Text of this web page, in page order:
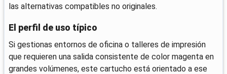
las alternativas compatibles no originales.
El perfil de uso típico
Si gestionas entornos de oficina o talleres de impresión
que requieren una salida consistente de color magenta en
grandes volúmenes, este cartucho está orientado a ese